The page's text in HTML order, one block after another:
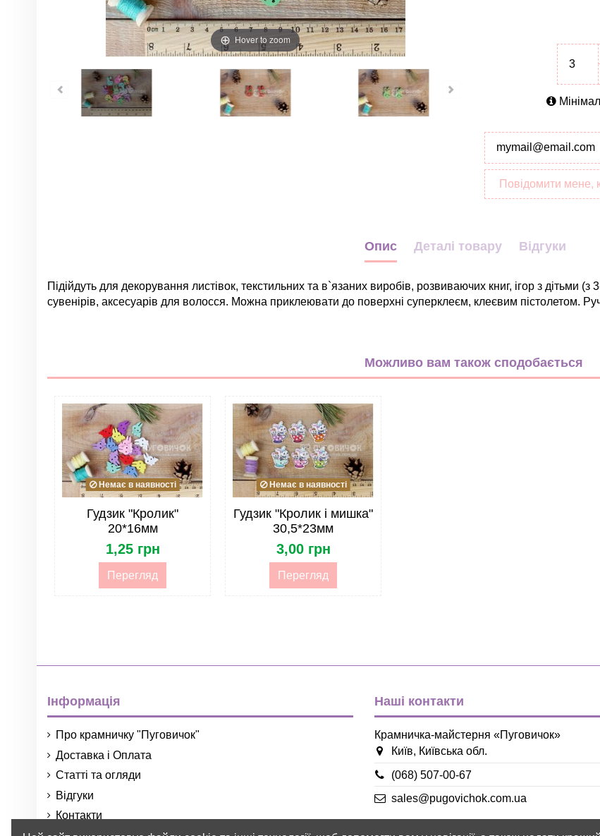
Hover to zoom
Повідомити мене,
Опис Деталі товару Відгуки
Підійдуть для декорування листівок, текстильних та в`язаних виробів, розвиваючих книг, ігор з дітьми
сувенірів, аксесуарів для волосся. Можна приклеювати до поверхні суперклеєм, клеєвим пістолетом.
бузковий
Матеріал
Можливо вам також сподобається
Немає в наявності
Гудзик "Кролик"
20*16мм
1,25 грн
Перегляд
Немає в наявності
Гудзик "Кролик і мишка"
30,5*23мм
3,00 грн
Перегляд
Інформація
Про крамничку "Пуговичок"
Доставка і Оплата
Статті та огляди
Відгуки
Контакти
Наші контакти
Крамничка-майстерня «Пуговичок»
Київ, Київська обл.
(068) 507-00-67
sales@pugovichok.com.ua